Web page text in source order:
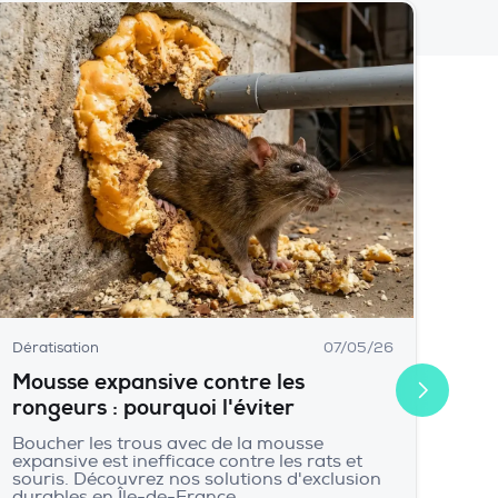
Dératisation 07/05/26
Mousse expansive contre les
rongeurs : pourquoi l'éviter
Boucher les trous avec de la mousse
expansive est inefficace contre les rats et
souris. Découvrez nos solutions d'exclusion